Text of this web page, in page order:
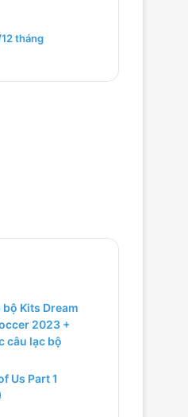
h
tháng
Kits Dream
2023 +
câu lạc bộ
Us Part 1